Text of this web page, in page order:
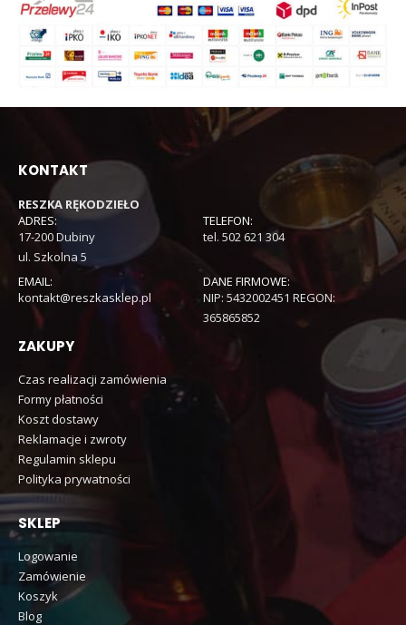
KONTAKT
RESZKA RĘKODZIEŁO
ADRES:
17-200 Dubiny
ul. Szkolna 5
TELEFON:
tel. 502 621 304
EMAIL:
kontakt@reszkasklep.pl
DANE FIRMOWE:
NIP: 5432002451 REGON:
365865852
ZAKUPY
Czas realizacji zamówienia
Formy płatności
Koszt dostawy
Reklamacje i zwroty
Regulamin sklepu
Polityka prywatności
SKLEP
Logowanie
Zamówienie
Koszyk
Blog